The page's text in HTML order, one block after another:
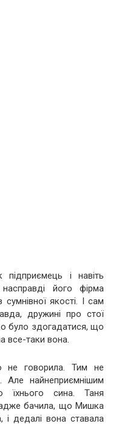
і навіть
його фірма
якості. І сам
дружині про стої
було здогадатися, що
все-таки вона.
не говорила. Тим не
найнеприємнішим
їхнього сина. Таня
бачила, що Мишка
і дедалі вона ставала